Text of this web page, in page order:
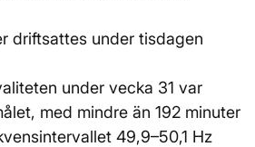
driftsattes under tisdagen
under vecka 31 var
med mindre än 192 minuter
49,9–50,1 Hz